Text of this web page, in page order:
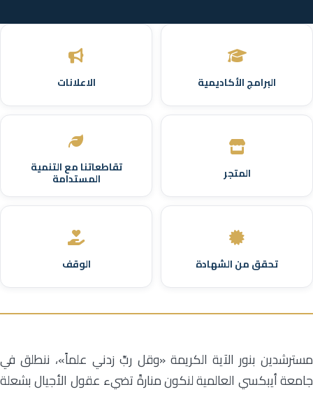
البرامج الأكاديمية الاعلانات
المتجر تقاطعاتنا مع التنمية
المستدامة
تحقق من الشهادة الوقف
مسترشدين بنور الآية الكريمة «وقل ربِّ زدني علماً»، ننطلق في
جامعة أيبكسي العالمية لنكون منارةً تضيء عقول الأجيال بشعلة